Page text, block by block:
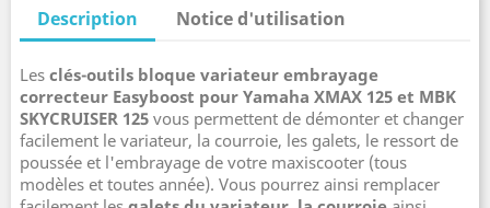
Description Notice d'utilisation
Les clés-outils bloque variateur embrayage
correcteur Easyboost pour Yamaha XMAX 125 et MBK
SKYCRUISER 125 vous permettent de démonter et changer
facilement le variateur, la courroie, les galets, le ressort de
poussée et l'embrayage de votre maxiscooter (tous
modèles et toutes année). Vous pourrez ainsi remplacer